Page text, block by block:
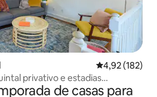
4,92 de uma
4,92 (182)
privativo e estadias
de casas para